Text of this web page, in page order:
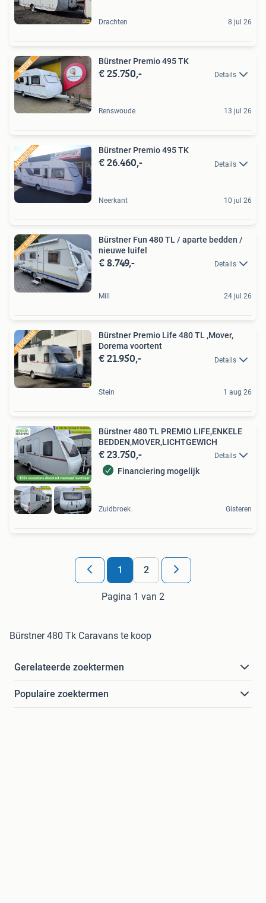
Drachten 8 jul 26
Bürstner Premio 495 TK
€ 25.750,- Details
Renswoude 13 jul 26
Bürstner Premio 495 TK
€ 26.460,- Details
Neerkant 10 jul 26
Bürstner Fun 480 TL / aparte bedden /
nieuwe luifel
€ 8.749,- Details
Mill 24 jul 26
Bürstner Premio Life 480 TL ,Mover,
Dorema voortent
€ 21.950,- Details
Stein 1 aug 26
Bürstner 480 TL PREMIO LIFE,ENKELE
BEDDEN,MOVER,LICHTGEWICH
€ 23.750,- Details
Financiering mogelijk
Zuidbroek Gisteren
1 2
Pagina 1 van 2
Bürstner 480 Tk Caravans te koop
Gerelateerde zoektermen
Populaire zoektermen